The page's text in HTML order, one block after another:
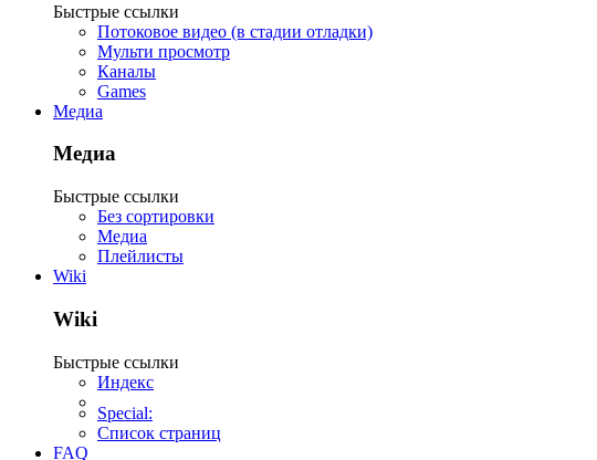
Быстрые ссылки
Потоковое видео (в стадии отладки)
Мульти просмотр
Каналы
Games
Медиа
Медиа
Быстрые ссылки
Без сортировки
Медиа
Плейлисты
Wiki
Wiki
Быстрые ссылки
Индекс
Special:
Список страниц
FAQ